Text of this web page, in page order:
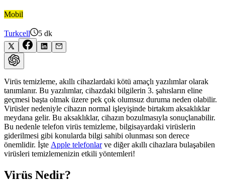
Mobil
Turkcell 5 dk
Virüs temizleme, akıllı cihazlardaki kötü amaçlı yazılımlar olarak
tanımlanır. Bu yazılımlar, cihazdaki bilgilerin 3. şahısların eline
geçmesi başta olmak üzere pek çok olumsuz duruma neden olabilir.
Virüsler nedeniyle cihazın normal işleyişinde birtakım aksaklıklar
meydana gelir. Bu aksaklıklar, cihazın bozulmasıyla sonuçlanabilir.
Bu nedenle telefon virüs temizleme, bilgisayardaki virüslerin
giderilmesi gibi konularda bilgi sahibi olunması son derece
önemlidir. İşte Apple telefonlarve diğer akıllı cihazlara bulaşabilen
virüsleri temizlemenizin etkili yöntemleri!
Virüs Nedir?